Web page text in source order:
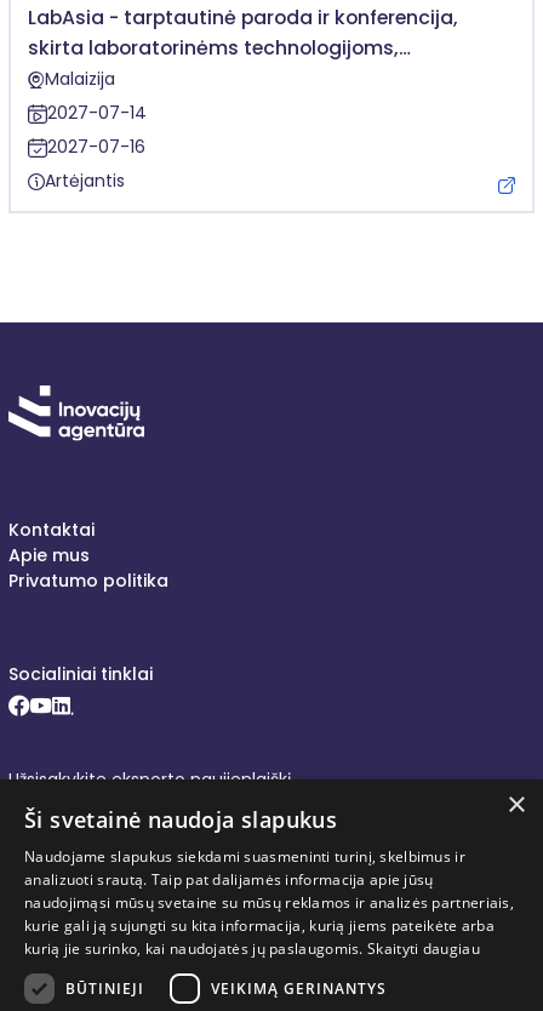
LabAsia - tarptautinė paroda ir konferencija,
skirta laboratorinėms technologijoms,
moksliniams tyrimams, analitinei įrangai
Malaizija
2027-07-14
2027-07-16
Artėjantis
Kontaktai
Apie mus
Privatumo politika
Socialiniai tinklai
Facebook (opens in new window)
Youtube (opens in new window)
LinkedIn (opens in new window)
Užsisakykite eksporto naujienlaiškį
Prenumeruoti
Susipažinau su Inovacijų agentūrosprivatumo politikoje
(opens in new window)
asmens duomenų tvarkymą.
×
Ši svetainė naudoja slapukus
Naudojame slapukus siekdami suasmeninti turinį, skelbimus ir
analizuoti srautą. Taip pat dalijamės informacija apie jūsų
naudojimąsi mūsų svetaine su mūsų reklamos ir analizės partneriais,
kurie gali ją sujungti su kita informacija, kurią jiems pateikėte arba
kurią jie surinko, kai naudojatės jų paslaugomis.Skaityti daugiau
BŪTINIEJI
VEIKIMĄ GERINANTYS